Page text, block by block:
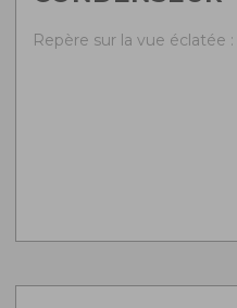
Repère sur la vue éclatée :